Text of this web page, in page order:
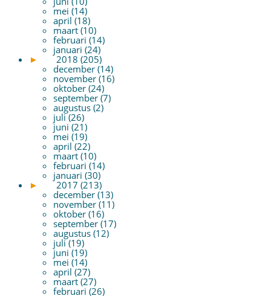
mei (14)
april (18)
maart (10)
februari (14)
januari (24)
►
2018 (205)
december (14)
november (16)
oktober (24)
september (7)
augustus (2)
juli (26)
juni (21)
mei (19)
april (22)
maart (10)
februari (14)
januari (30)
►
2017 (213)
december (13)
november (11)
oktober (16)
september (17)
augustus (12)
juli (19)
juni (19)
mei (14)
april (27)
maart (27)
februari (26)